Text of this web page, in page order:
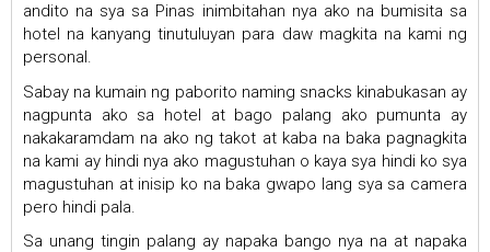
andito na sya sa Pinas inimbitahan nya ako na bumisita sa
hotel na kanyang tinutuluyan para daw magkita na kami ng
personal.
Sabay na kumain ng paborito naming snacks kinabukasan ay
nagpunta ako sa hotel at bago palang ako pumunta ay
nakakaramdam na ako ng takot at kaba na baka pagnagkita
na kami ay hindi nya ako magustuhan o kaya sya hindi ko sya
magustuhan at inisip ko na baka gwapo lang sya sa camera
pero hindi pala.
Sa unang tingin palang ay napaka bango nya na at napaka